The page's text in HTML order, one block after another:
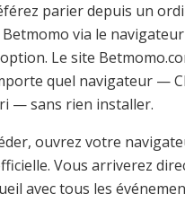
parier depuis un
via le
Le site
quel navigateur —
— sans rien installer.
ouvrez votre
Vous arriverez
avec tous les